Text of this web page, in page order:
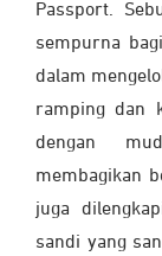
Passport.
sempurna
dalam
ramping dan
dengan
membagikan
juga
sandi yang